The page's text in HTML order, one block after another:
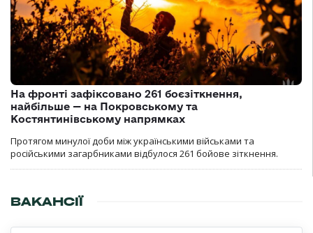
На фронті зафіксовано 261 боєзіткнення,
найбільше — на Покровському та
Костянтинівському напрямках
Протягом минулої доби між українськими військами та
російськими загарбниками відбулося 261 бойове зіткнення.
ВАКАНСІЇ